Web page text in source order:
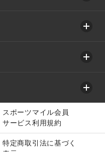
スポーツマイル会員
サービス利用規約
特定商取引法に基づく